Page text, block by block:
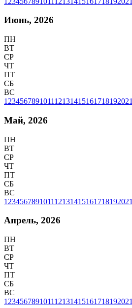
Июнь, 2026
ПН
ВТ
СР
ЧТ
ПТ
СБ
ВС
1 23456789101112131415161718192021
Май, 2026
ПН
ВТ
СР
ЧТ
ПТ
СБ
ВС
1 23456789101112131415161718192021
Апрель, 2026
ПН
ВТ
СР
ЧТ
ПТ
СБ
ВС
1 23456789101112131415161718192021